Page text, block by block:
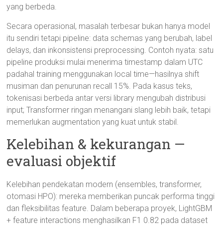
yang berbeda.
Secara operasional, masalah terbesar bukan hanya model
itu sendiri tetapi pipeline: data schemas yang berubah, label
delays, dan inkonsistensi preprocessing. Contoh nyata: satu
pipeline produksi mulai menerima timestamp dalam UTC
padahal training menggunakan local time—hasilnya shift
musiman dan penurunan recall 15%. Pada kasus teks,
tokenisasi berbeda antar versi library mengubah distribusi
input; Transformer ringan menangani slang lebih baik, tetapi
memerlukan augmentation yang kuat untuk stabil.
Kelebihan & kekurangan —
evaluasi objektif
Kelebihan pendekatan modern (ensembles, transformer,
otomasi HPO): mereka memberikan puncak performa tinggi
dan fleksibilitas feature. Dalam beberapa proyek, LightGBM
+ feature interactions menghasilkan F1 0.82 pada dataset